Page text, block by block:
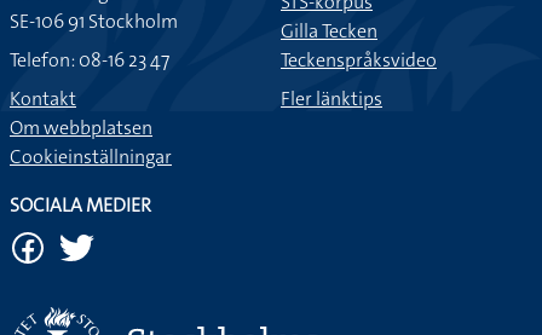
SE-106 91 Stockholm
Telefon: 08-16 23 47
Kontakt
Om webbplatsen
Cookieinställningar
Gilla Tecken
Teckenspråksvideo
Fler länktips
SOCIALA MEDIER